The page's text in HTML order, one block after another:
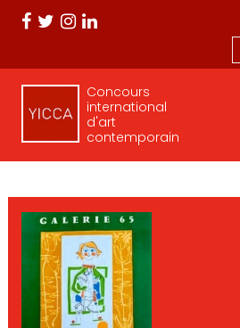
Concours
international
d'art
contemporain